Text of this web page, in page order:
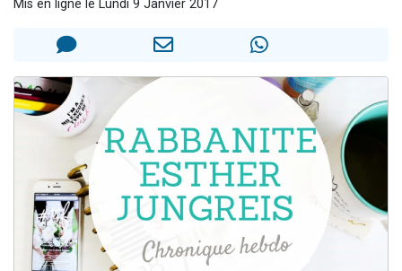
Il reste 49 places pour étudier en groupe sur Zoom
2 personnes viennent de nous rejoindre sur WhatsApp
Mis en ligne le Lundi 9 Janvier 2017